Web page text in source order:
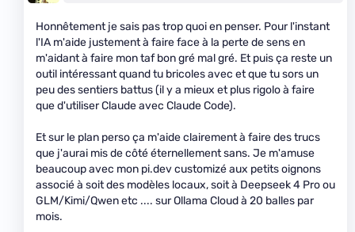
Honnêtement je sais pas trop quoi en penser. Pour l'instant
l'IA m'aide justement à faire face à la perte de sens en
m'aidant à faire mon taf bon gré mal gré. Et puis ça reste un
outil intéressant quand tu bricoles avec et que tu sors un
peu des sentiers battus (il y a mieux et plus rigolo à faire
que d'utiliser Claude avec Claude Code).
Et sur le plan perso ça m'aide clairement à faire des trucs
que j'aurai mis de côté éternellement sans. Je m'amuse
beaucoup avec mon pi.dev customizé aux petits oignons
associé à soit des modèles locaux, soit à Deepseek 4 Pro ou
GLM/Kimi/Qwen etc .... sur Ollama Cloud à 20 balles par
mois.